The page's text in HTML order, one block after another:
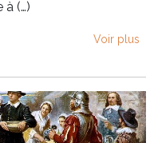
(…)
Voir plus